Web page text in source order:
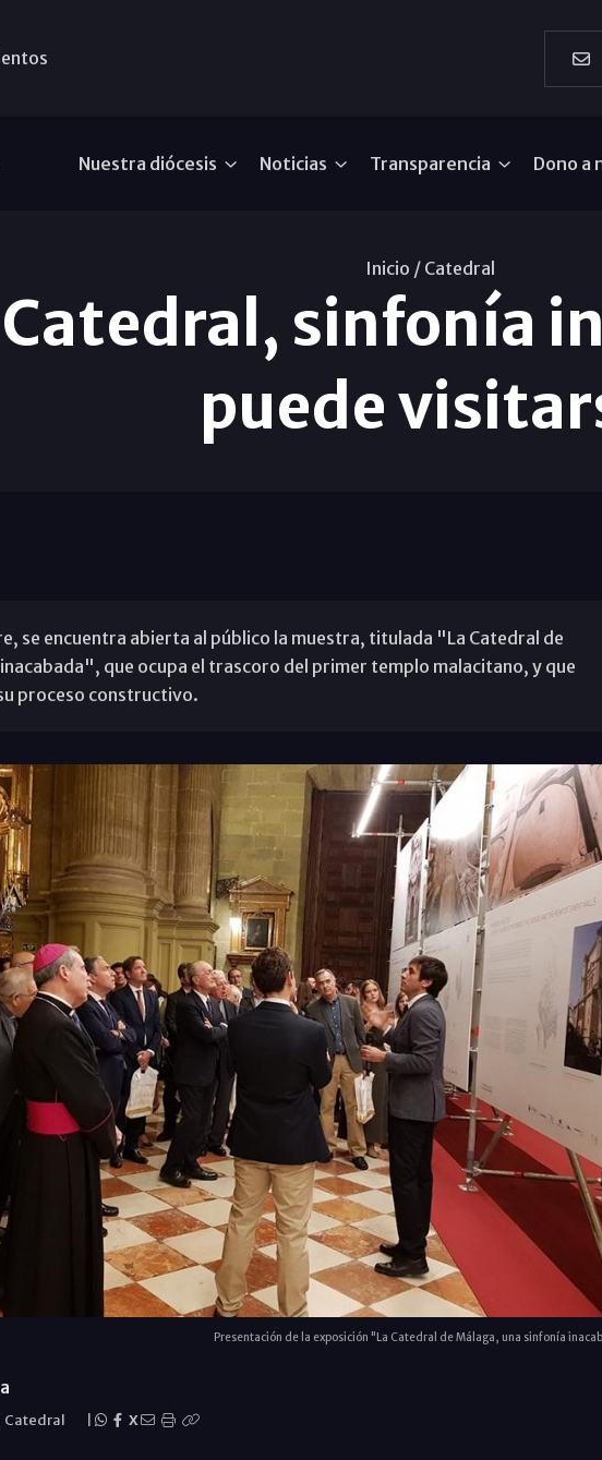
Nuestra diócesis Noticias Transparencia Dono a
Inicio / Catedral
sinfonía
puede
se encuentra abierta al público la muestra, titulada "La Catedral de
que ocupa el trascoro del primer templo malacitano, y que
proceso constructivo.
Presentación de la exposición "La Catedral de Málaga, una sinfonía
Catedral X